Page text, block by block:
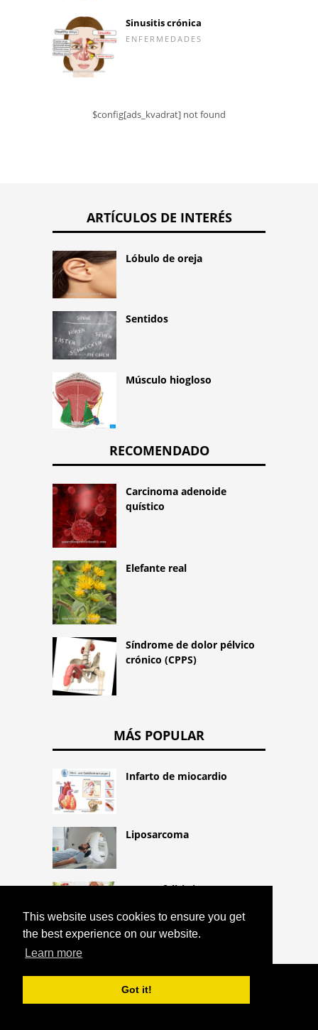
This website uses cookies to ensure you get
the best experience on our website.
Learn more
Got it!
Sinusitis crónica
ENFERMEDADES
$config[ads_kvadrat] not found
ARTÍCULOS DE INTERÉS
Lóbulo de oreja
Sentidos
Músculo hiogloso
RECOMENDADO
Carcinoma adenoide
quístico
Elefante real
Síndrome de dolor pélvico
crónico (CPPS)
MÁS POPULAR
Infarto de miocardio
Liposarcoma
La encefalitis japonesa
COPYRIGHT 2026 HTTPS://CQLIFE.NET